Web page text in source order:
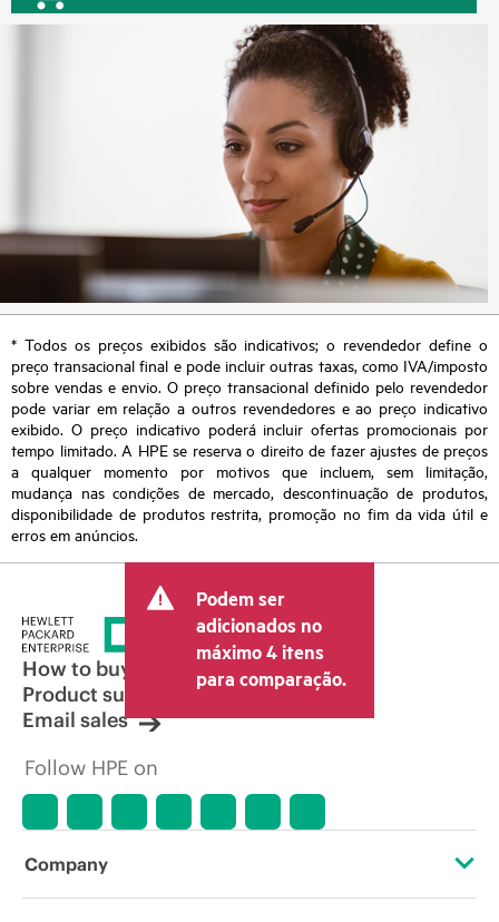
* Todos os preços exibidos são indicativos; o revendedor define o
preço transacional final e pode incluir outras taxas, como IVA/imposto
sobre vendas e envio. O preço transacional definido pelo revendedor
pode variar em relação a outros revendedores e ao preço indicativo
exibido. O preço indicativo poderá incluir ofertas promocionais por
tempo limitado. A HPE se reserva o direito de fazer ajustes de preços
a qualquer momento por motivos que incluem, sem limitação,
mudança nas condições de mercado, descontinuação de produtos,
disponibilidade de produtos restrita, promoção no fim da vida útil e
erros em anúncios.
Podem ser
adicionados no
máximo 4 itens
para comparação.
How to buy
Product support
Email sales
Follow HPE on
Company